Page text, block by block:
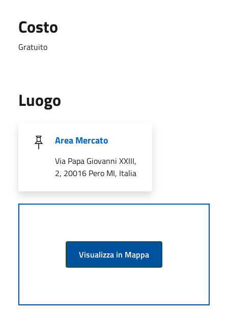
Costo
Gratuito
Luogo
Area Mercato
Via Papa Giovanni XXIII,
2, 20016 Pero MI, Italia
Visualizza in Mappa